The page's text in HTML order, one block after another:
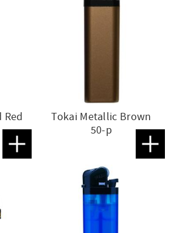
Red
Lägg till i favoriter
Tokai Metallic Brown
50-p